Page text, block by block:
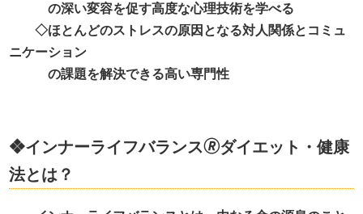
の深い変容を促す高度な心理技術を学べる
◇ほとんどのストレスの原因となる対人関係とコミュ
ニケーション
の課題を解決できる高い専門性
❖インナーライフバランス🄬ダイエット・健康
法とは？